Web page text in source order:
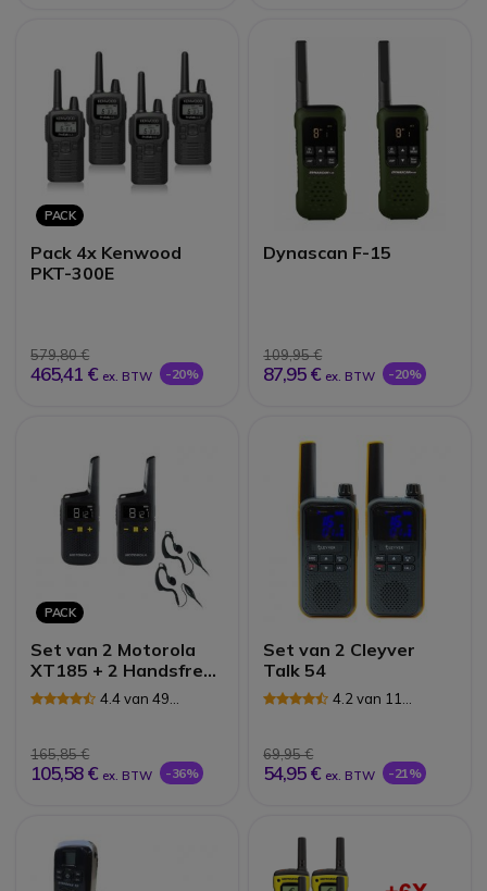
PACK
Pack 4x Kenwood
PKT-300E
579,80 €
465,41 € ex. BTW -20%
Dynascan F-15
109,95 €
87,95 € ex. BTW -20%
PACK
Set van 2 Motorola
XT185 + 2 Handsfree
kits
4.4 van 49
165,85 €
105,58 € ex. BTW -36%
Set van 2 Cleyver
Talk 54
4.2 van 11
69,95 €
54,95 € ex. BTW -21%